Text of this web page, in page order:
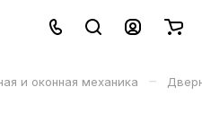
и оконная механика –